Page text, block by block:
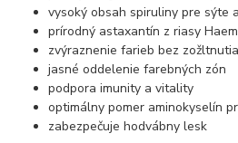
vysoký obsah spiruliny pre sýte
prírodný astaxantín z riasy
zvýraznenie farieb bez
jasné oddelenie farebných zón
podpora imunity a vitality
optimálny pomer aminokyselín
zabezpečuje hodvábny lesk